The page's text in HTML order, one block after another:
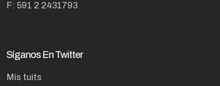
F: 591 2 2431793
Síganos En Twitter
Mis tuits